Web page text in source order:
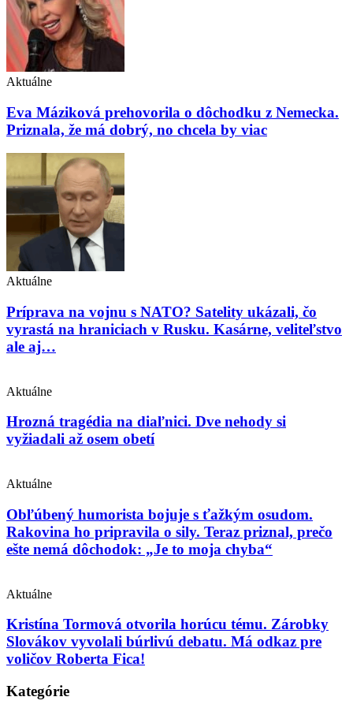
Aktuálne
Eva Máziková prehovorila o dôchodku z Nemecka.
Priznala, že má dobrý, no chcela by viac
Aktuálne
Príprava na vojnu s NATO? Satelity ukázali, čo
vyrastá na hraniciach v Rusku. Kasárne, veliteľstvo
ale aj…
Aktuálne
Hrozná tragédia na diaľnici. Dve nehody si
vyžiadali až osem obetí
Aktuálne
Obľúbený humorista bojuje s ťažkým osudom.
Rakovina ho pripravila o sily. Teraz priznal, prečo
ešte nemá dôchodok: „Je to moja chyba“
Aktuálne
Kristína Tormová otvorila horúcu tému. Zárobky
Slovákov vyvolali búrlivú debatu. Má odkaz pre
voličov Roberta Fica!
Kategórie